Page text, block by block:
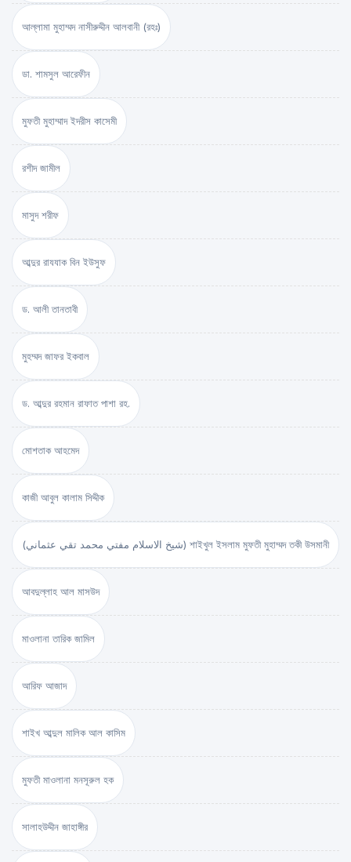
আল্লামা মুহাম্মদ নাসীরুদ্দীন আলবানী (রহঃ)
ডা. শামসুল আরেফীন
মুফতী মুহাম্মাদ ইদরীস কাসেমী
রশীদ জামীল
মাসুদ শরীফ
আব্দুর রাযযাক বিন ইউসুফ
ড. আলী তানতাবী
মুহম্মদ জাফর ইকবাল
ড. আব্দুর রহমান রাফাত পাশা রহ.
মোশতাক আহমেদ
কাজী আবুল কালাম সিদ্দীক
(شيخ الاسلام مفتي محمد تقي عثماني) শাইখুল ইসলাম মুফতী মুহাম্মদ তকী উসমানী
আবদুল্লাহ আল মাসউদ
মাওলানা তারিক জামিল
আরিফ আজাদ
শাইখ আব্দুল মালিক আল কাসিম
মুফতী মাওলানা মনসূরুল হক
সালাহউদ্দীন জাহাঙ্গীর